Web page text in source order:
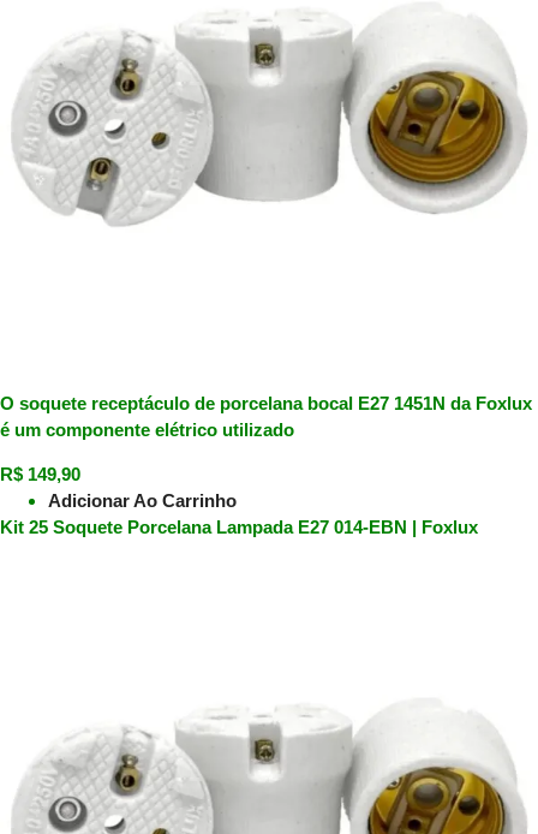
O soquete receptáculo de porcelana bocal E27 1451N da Foxlux
é um componente elétrico utilizado
R$ 149,90
Adicionar Ao Carrinho
Kit 25 Soquete Porcelana Lampada E27 014-EBN | Foxlux